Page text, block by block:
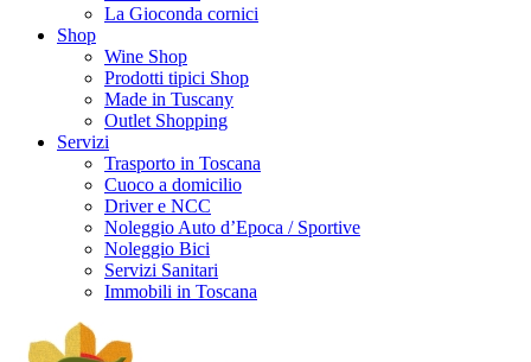
La Gioconda cornici
Shop
Wine Shop
Prodotti tipici Shop
Made in Tuscany
Outlet Shopping
Servizi
Trasporto in Toscana
Cuoco a domicilio
Driver e NCC
Noleggio Auto d’Epoca / Sportive
Noleggio Bici
Servizi Sanitari
Immobili in Toscana